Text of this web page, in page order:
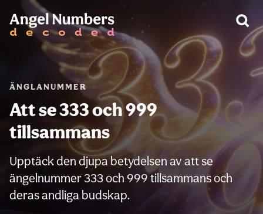
ÄNGLANUMMER
Att se 333 och 999
tillsammans
Upptäck den djupa betydelsen av att se
ängelnummer 333 och 999 tillsammans och
deras andliga budskap.
VARNING: